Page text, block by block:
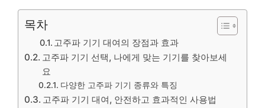
목차
고주파 기기 대여의 장점과 효과
고주파 기기 선택, 나에게 맞는 기기를 찾아보세
요
다양한 고주파 기기 종류와 특징
고주파 기기 대여, 안전하고 효과적인 사용법